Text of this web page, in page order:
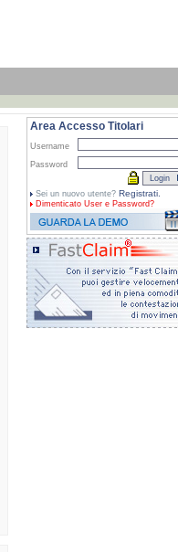
Area Accesso Titolari
Username
Password
Sei un nuovo utente? Registrati.
Dimenticato User e Password?